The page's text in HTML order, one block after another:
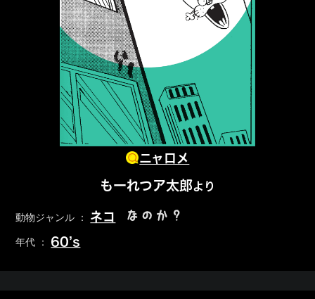
ニャロメ
もーれつア太郎より
動物ジャンル ： ネコ なのか？
年代 ： 60’s